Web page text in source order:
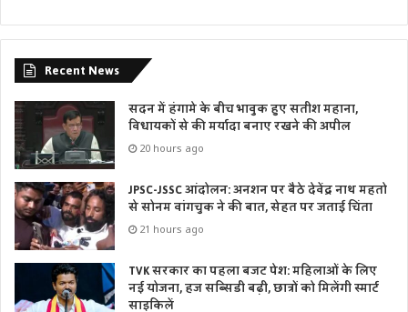
Recent News
सदन में हंगामे के बीच भावुक हुए सतीश महाना,
विधायकों से की मर्यादा बनाए रखने की अपील
20 hours ago
JPSC-JSSC आंदोलन: अनशन पर बैठे देवेंद्र नाथ महतो
से सोनम वांगचुक ने की बात, सेहत पर जताई चिंता
21 hours ago
TVK सरकार का पहला बजट पेश: महिलाओं के लिए
नई योजना, हज सब्सिडी बढ़ी, छात्रों को मिलेंगी स्मार्ट
साइकिलें